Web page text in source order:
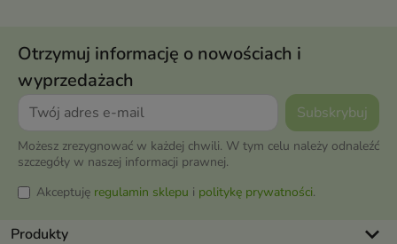
Otrzymuj informację o nowościach i
wyprzedażach
Możesz zrezygnować w każdej chwili. W tym celu należy odnaleźć
szczegóły w naszej informacji prawnej.
Akceptuję regulamin sklepu i politykę prywatności.
Produkty keyboard_arrow_down